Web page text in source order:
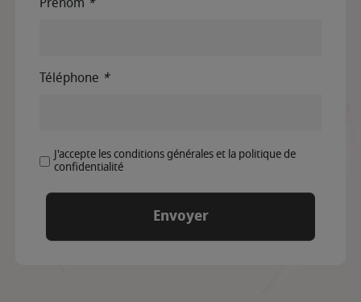
Téléphone *
J'accepte les conditions générales et la politique de
confidentialité